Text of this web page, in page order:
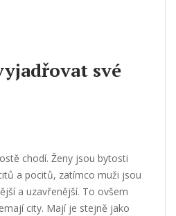
své
chodí. Ženy jsou bytosti
a pocitů, zatímco muži jsou
a uzavřenější. To ovšem
city. Mají je stejně jako